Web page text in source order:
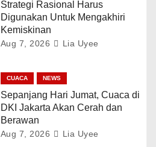
Strategi Rasional Harus
Digunakan Untuk Mengakhiri
Kemiskinan
Aug 7, 2026 Lia Uyee
CUACA NEWS
Sepanjang Hari Jumat, Cuaca di
DKI Jakarta Akan Cerah dan
Berawan
Aug 7, 2026 Lia Uyee